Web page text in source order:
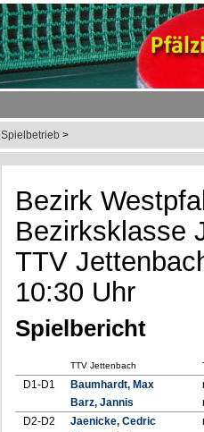
Spielbetrieb >
Bezirk
Bezirksklasse
TTV
10:30 Uhr
Spielbericht
TTV Jettenbach
D1-D1
Baumhardt, Max
Barz, Jannis
D2-D2
Jaenicke, Cedric